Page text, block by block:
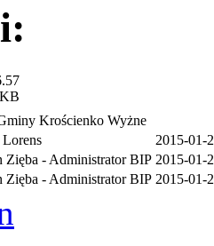
KB
Krościenko Wyżne
2015-01-
Zięba - Administrator BIP 2015-01-
Zięba - Administrator BIP 2015-01-